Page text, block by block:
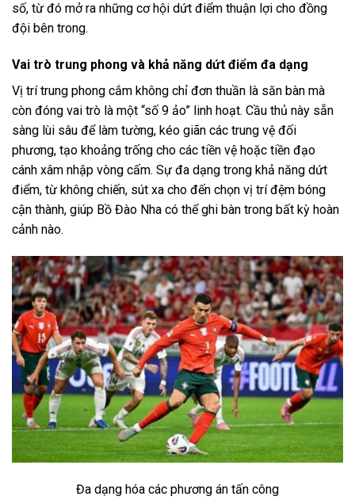
số, từ đó mở ra những cơ hội dứt điểm thuận lợi cho đồng
đội bên trong.
Vai trò trung phong và khả năng dứt điểm đa dạng
Vị trí trung phong cắm không chỉ đơn thuần là săn bàn mà
còn đóng vai trò là một “số 9 ảo” linh hoạt. Cầu thủ này sẵn
sàng lùi sâu để làm tường, kéo giãn các trung vệ đối
phương, tạo khoảng trống cho các tiền vệ hoặc tiền đạo
cánh xâm nhập vòng cấm. Sự đa dạng trong khả năng dứt
điểm, từ không chiến, sút xa cho đến chọn vị trí đệm bóng
cận thành, giúp Bồ Đào Nha có thể ghi bàn trong bất kỳ hoàn
cảnh nào.
Đa dạng hóa các phương án tấn công